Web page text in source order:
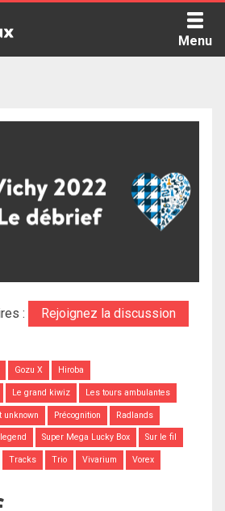
Menu
: Rejoignez la discussion
Gozu X Hiroba
Le grand kiwiz Les tours ambulantes
unknown Précognition Radlands
Super Mega Lucky Box Sur le fil
Tracks Trio Vivarium Vorex